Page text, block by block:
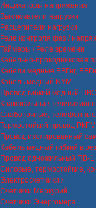
Индикаторы напряжения
Выключатели нагрузки
Расцепители нагрузки
Реле контроля фаз /
Таймеры / Реле времени
Кабельно-проводниковая
Кабели медные ВВГнг,
Кабель медный NYM
Провод гибкий медный
Коаксиальные
Слаботочные,
Термостойкий провод РКГМ
Провод изолированный
Кабель медный гибкий в
Провод одножильный
Силовые, термостойкие,
Электросчетчики
Счетчики Меркурий
Счетчики Энергомера